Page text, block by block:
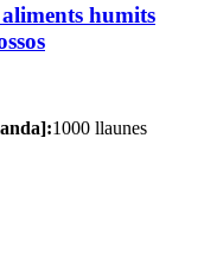
humits
1000 llaunes